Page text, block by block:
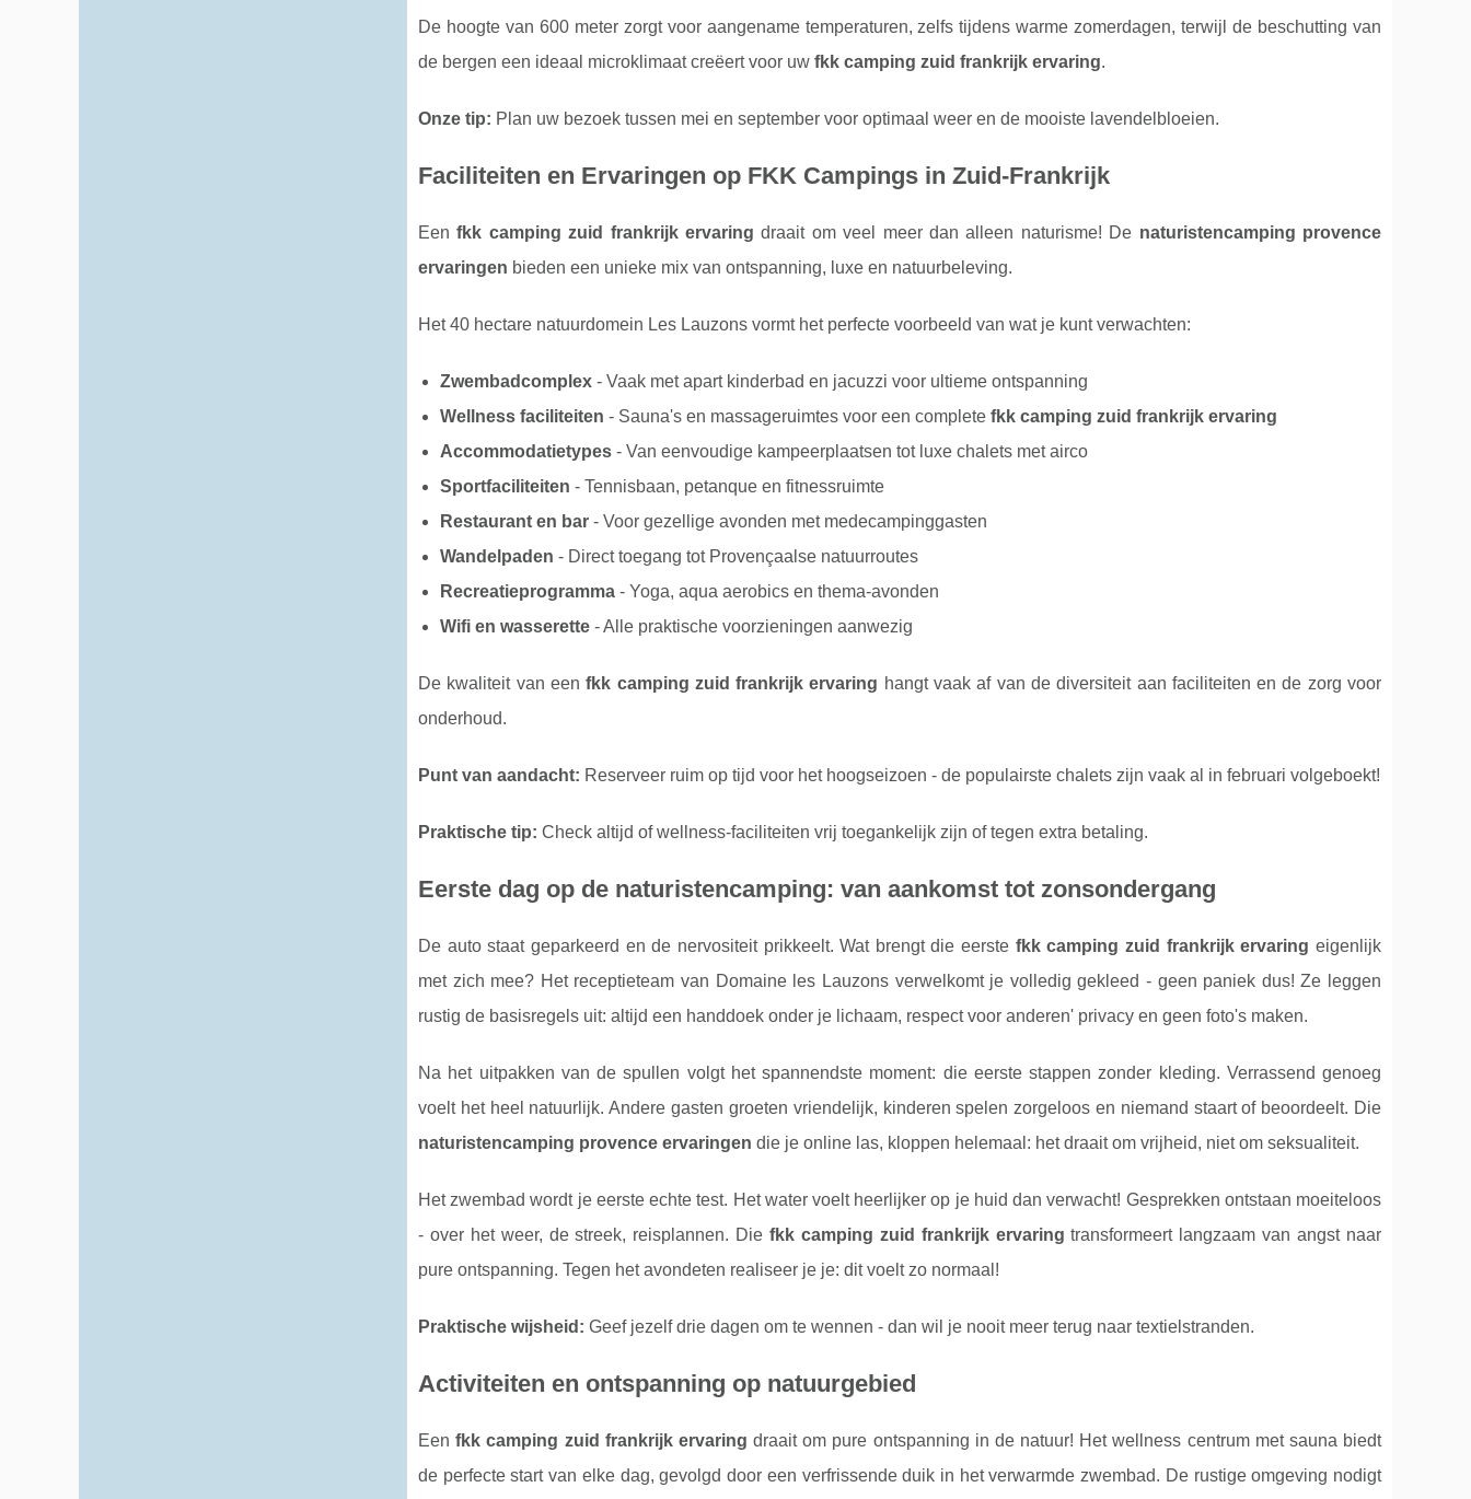
De hoogte van 600 meter zorgt voor aangename temperaturen, zelfs tijdens warme zomerdagen, terwijl de beschutting van
de bergen een ideaal microklimaat creëert voor uw fkk camping zuid frankrijk ervaring.
Onze tip: Plan uw bezoek tussen mei en september voor optimaal weer en de mooiste lavendelbloeien.
Faciliteiten en Ervaringen op FKK Campings in Zuid-Frankrijk
Eenfkk camping zuid frankrijk ervaring draait om veel meer dan alleen naturisme! De naturistencamping provence
ervaringen bieden een unieke mix van ontspanning, luxe en natuurbeleving.
Het 40 hectare natuurdomein Les Lauzons vormt het perfecte voorbeeld van wat je kunt verwachten:
Zwembadcomplex - Vaak met apart kinderbad en jacuzzi voor ultieme ontspanning
Wellness faciliteiten - Sauna's en massageruimtes voor een complete fkk camping zuid frankrijk ervaring
Accommodatietypes - Van eenvoudige kampeerplaatsen tot luxe chalets met airco
Sportfaciliteiten - Tennisbaan, petanque en fitnessruimte
Restaurant en bar - Voor gezellige avonden met medecampinggasten
Wandelpaden - Direct toegang tot Provençaalse natuurroutes
Recreatieprogramma - Yoga, aqua aerobics en thema-avonden
Wifi en wasserette - Alle praktische voorzieningen aanwezig
De kwaliteit van eenfkk camping zuid frankrijk ervaring hangt vaak af van de diversiteit aan faciliteiten en de zorg voor
onderhoud.
Punt van aandacht: Reserveer ruim op tijd voor het hoogseizoen - de populairste chalets zijn vaak al in februari volgeboekt!
Praktische tip: Check altijd of wellness-faciliteiten vrij toegankelijk zijn of tegen extra betaling.
Eerste dag op de naturistencamping: van aankomst tot zonsondergang
De auto staat geparkeerd en de nervositeit prikkeelt. Wat brengt die eerste fkk camping zuid frankrijk ervaring eigenlijk
met zich mee? Het receptieteam van Domaine les Lauzons verwelkomt je volledig gekleed - geen paniek dus! Ze leggen
rustig de basisregels uit: altijd een handdoek onder je lichaam, respect voor anderen' privacy en geen foto's maken.
Na het uitpakken van de spullen volgt het spannendste moment: die eerste stappen zonder kleding. Verrassend genoeg
voelt het heel natuurlijk. Andere gasten groeten vriendelijk, kinderen spelen zorgeloos en niemand staart of beoordeelt. Die
naturistencamping provence ervaringen die je online las, kloppen helemaal: het draait om vrijheid, niet om seksualiteit.
Het zwembad wordt je eerste echte test. Het water voelt heerlijker op je huid dan verwacht! Gesprekken ontstaan moeiteloos
- over het weer, de streek, reisplannen. Diefkk camping zuid frankrijk ervaring transformeert langzaam van angst naar
pure ontspanning. Tegen het avondeten realiseer je je: dit voelt zo normaal!
Praktische wijsheid: Geef jezelf drie dagen om te wennen - dan wil je nooit meer terug naar textielstranden.
Activiteiten en ontspanning op natuurgebied
Eenfkk camping zuid frankrijk ervaring draait om pure ontspanning in de natuur! Het wellness centrum met sauna biedt
de perfecte start van elke dag, gevolgd door een verfrissende duik in het verwarmde zwembad. De rustige omgeving nodigt